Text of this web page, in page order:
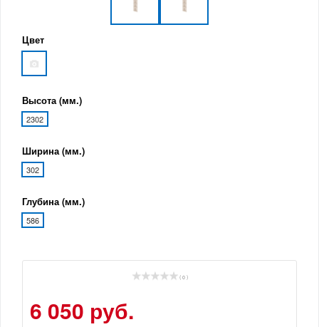
Цвет
Высота (мм.)
2302
Ширина (мм.)
302
Глубина (мм.)
586
( 0 )
6 050 руб.